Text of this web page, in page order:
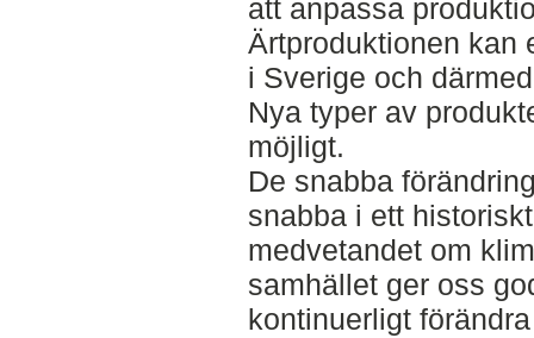
att anpassa
Ärtproduktionen kan
i Sverige och
Nya typer av
möjligt.
De snabba
snabba i ett
medvetandet om
samhället ger oss
kontinuerligt